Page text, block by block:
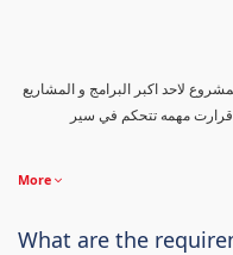
لاحد اكبر البرامج و المشاريع
قرارت مهمه تتحكم في سير
More
What are the